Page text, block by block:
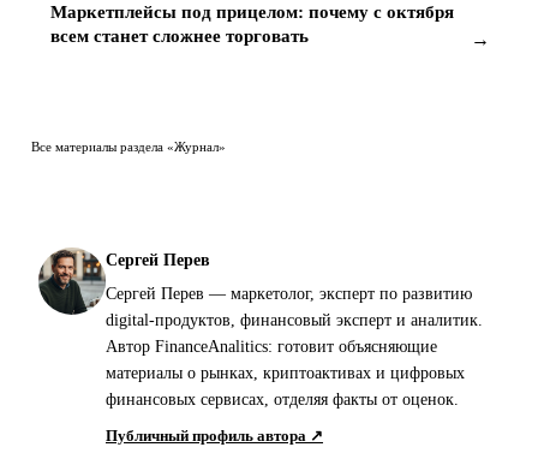
Маркетплейсы под прицелом: почему с октября
всем станет сложнее торговать
→
Все материалы раздела «Журнал»
Сергей Перев
Сергей Перев — маркетолог, эксперт по развитию
digital-продуктов, финансовый эксперт и аналитик.
Автор FinanceAnalitics: готовит объясняющие
материалы о рынках, криптоактивах и цифровых
финансовых сервисах, отделяя факты от оценок.
Публичный профиль автора ↗